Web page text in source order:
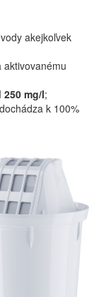
akejkoľvek
aktivovanému
mg/l;
k 100%